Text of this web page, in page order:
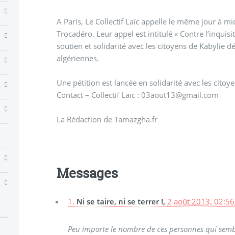
A Paris, Le Collectif Laïc appelle le même jour à
Trocadéro. Leur appel est intitulé « Contre
soutien et solidarité avec les citoyens de Kabylie
algériennes.
Une pétition est lancée en solidarité avec les
Contact – Collectif Laïc : 03aout13@gmail.com
La Rédaction de Tamazgha.fr
Messages
1. Ni se taire, ni se terrer !,2 août 2013, 02:56
Peu importe le nombre de ces personnes qui